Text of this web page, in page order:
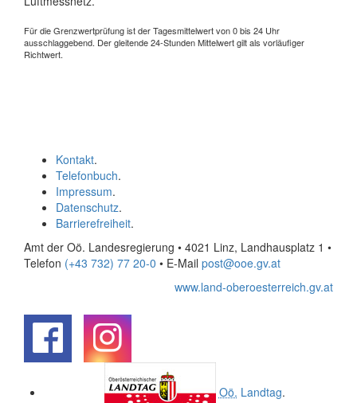
Für die Grenzwertprüfung ist der Tagesmittelwert von 0 bis 24 Uhr
ausschlaggebend. Der gleitende 24-Stunden Mittelwert gilt als vorläufiger
Richtwert.
Kontakt.
Telefonbuch.
Impressum.
Datenschutz.
Barrierefreiheit.
Amt der Oö. Landesregierung • 4021 Linz, Landhausplatz 1 •
Telefon (+43 732) 77 20-0 • E-Mail post@ooe.gv.at
www.land-oberoesterreich.gv.at
Oö. Landtag.